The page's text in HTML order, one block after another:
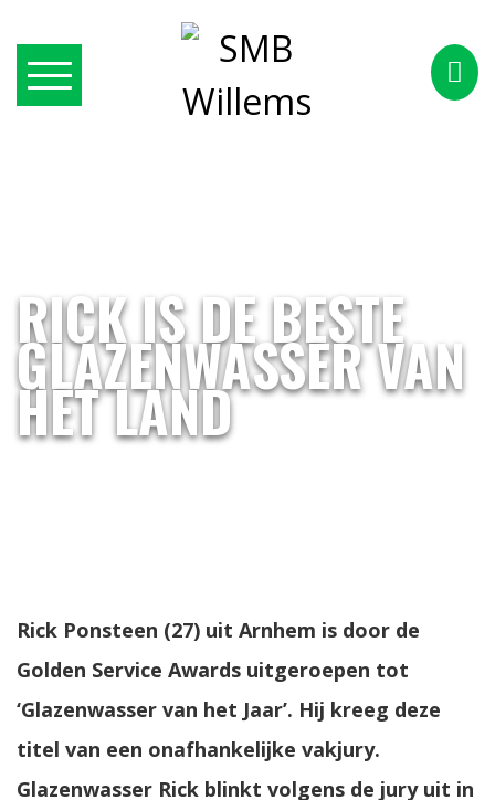
RICK IS DE BESTE
GLAZENWASSER VAN
HET LAND
Rick Ponsteen (27) uit Arnhem is door de
Golden Service Awards uitgeroepen tot
‘Glazenwasser van het Jaar’. Hij kreeg deze
titel van een onafhankelijke vakjury.
Glazenwasser Rick blinkt volgens de jury uit in